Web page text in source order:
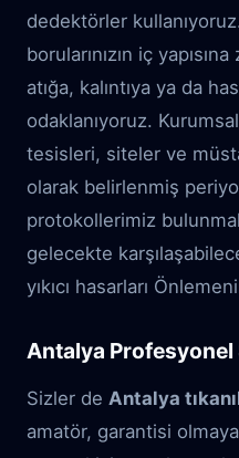
dedektörler
borularınızın iç
atığa, kalıntıya ya da
odaklanıyoruz.
tesisleri, siteler ve
olarak belirlenmiş
protokollerimiz
gelecekte
yıkıcı hasarları
Antalya Profesyonel
Sizler de Antalya
amatör, garantisi